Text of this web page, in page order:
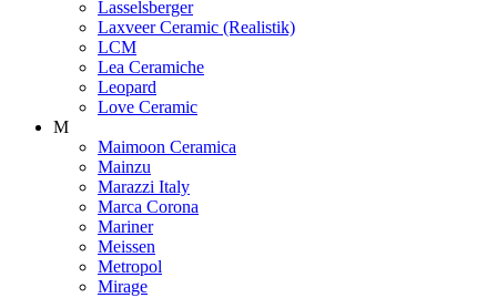
Lasselsberger
Laxveer Ceramic (Realistik)
LCM
Lea Ceramiche
Leopard
Love Ceramic
M
Maimoon Ceramica
Mainzu
Marazzi Italy
Marca Corona
Mariner
Meissen
Metropol
Mirage